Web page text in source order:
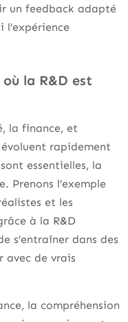
un feedback adapté
la R&D est
la finance, et
évoluent rapidement
essentielles, la
Prenons l’exemple
et les
à la R&D
s’entraîner dans des
avec de vrais
la compréhension